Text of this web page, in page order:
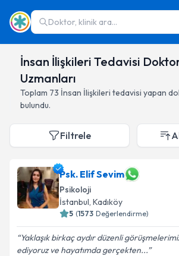
Doktor, klinik ara...
İnsan İlişkileri Tedavisi
Uzmanları
Toplam 73 İnsan İlişkileri tedavisi yapan
bulundu.
Filtrele
Psk. Elif Sevim
Psikoloji
İstanbul, Kadıköy
5 (1573 Değerlendirme)
Yaklaşık birkaç aydır düzenli
ediyoruz ve hayatımda gerçekten...